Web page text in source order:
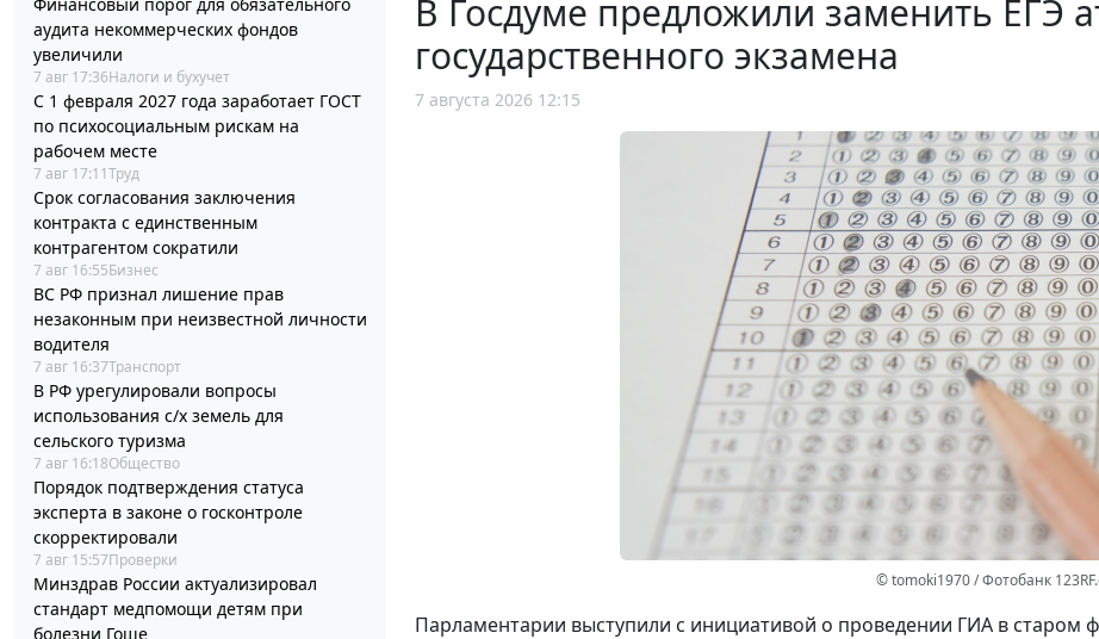
аудита некоммерческих фондов
увеличили
7 авг 17:36Налоги и бухучет
С 1 февраля 2027 года заработает ГОСТ
по психосоциальным рискам на
рабочем месте
7 авг 17:11Труд
Срок согласования заключения
контракта с единственным
контрагентом сократили
7 авг 16:55Бизнес
ВС РФ признал лишение прав
незаконным при неизвестной личности
водителя
7 авг 16:37Транспорт
В РФ урегулировали вопросы
использования с/х земель для
сельского туризма
7 авг 16:18Общество
Порядок подтверждения статуса
эксперта в законе о госконтроле
скорректировали
7 авг 15:57Проверки
Минздрав России актуализировал
стандарт медпомощи детям при
болезни Гоше
В Госдуме предложили заменить ЕГЭ
государственного экзамена
7 августа 2026 12:15
© tomoki1970 / Фотобанк
Парламентарии выступили с инициативой о проведении ГИА в старом